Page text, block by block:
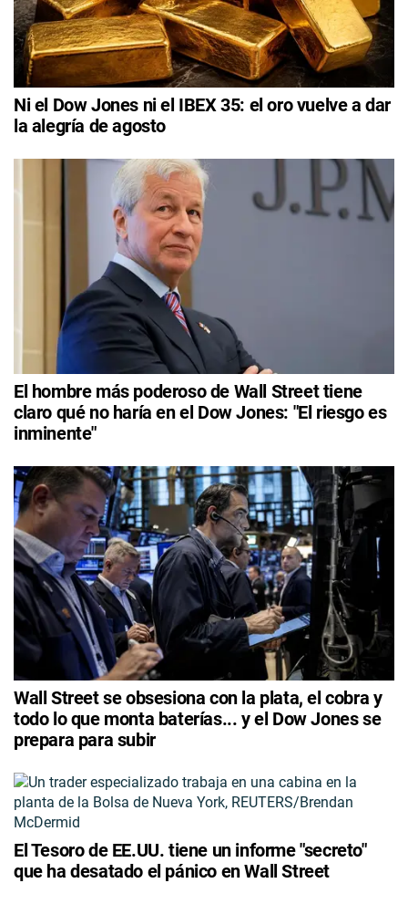
Ni el Dow Jones ni el IBEX 35: el oro vuelve a dar
la alegría de agosto
El hombre más poderoso de Wall Street tiene
claro qué no haría en el Dow Jones: "El riesgo es
inminente"
Wall Street se obsesiona con la plata, el cobra y
todo lo que monta baterías... y el Dow Jones se
prepara para subir
El Tesoro de EE.UU. tiene un informe "secreto"
que ha desatado el pánico en Wall Street